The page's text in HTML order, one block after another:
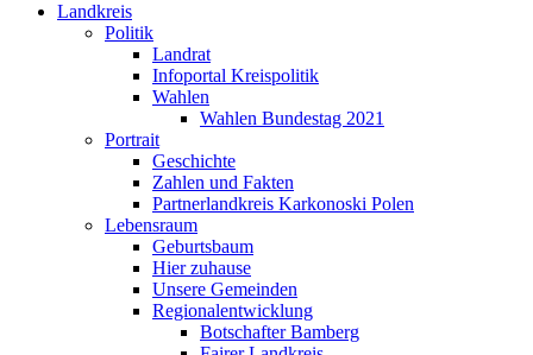
Landkreis
Politik
Landrat
Infoportal Kreispolitik
Wahlen
Wahlen Bundestag 2021
Portrait
Geschichte
Zahlen und Fakten
Partnerlandkreis Karkonoski Polen
Lebensraum
Geburtsbaum
Hier zuhause
Unsere Gemeinden
Regionalentwicklung
Botschafter Bamberg